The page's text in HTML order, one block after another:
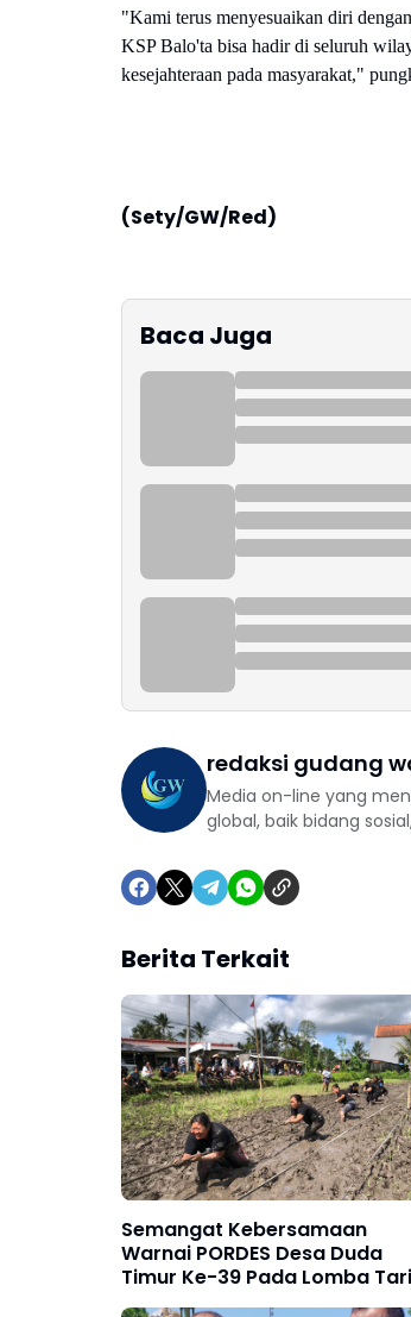
"Kami terus menyesuaikan diri
KSP Balo'ta bisa hadir di seluruh
kesejahteraan pada masyarakat,"
(Sety/GW/Red)
Baca Juga
redaksi gudang
Media on-line yang
global, baik bidang
Berita Terkait
Semangat Kebersamaan
Warnai PORDES Desa Duda
Timur Ke-39 Pada Lomba
Tambang